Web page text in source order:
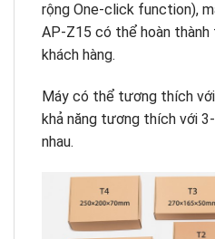
rộng One-click function),
AP-Z15 có thể hoàn
khách hàng.
Máy có thể tương thích
khả năng tương thích với
nhau.